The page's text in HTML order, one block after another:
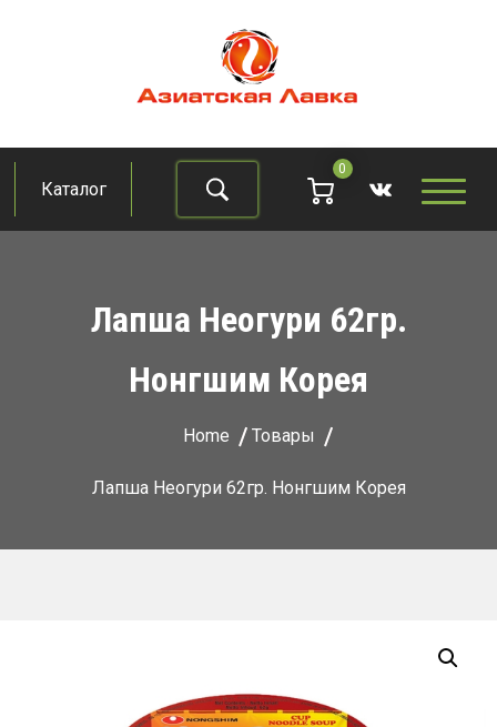
Азиатская лавка
Продукты из восточно-азиатских стран
Каталог
0
Лапша Неогури 62гр.
Нонгшим Корея
Home Товары
Лапша Неогури 62гр. Нонгшим Корея